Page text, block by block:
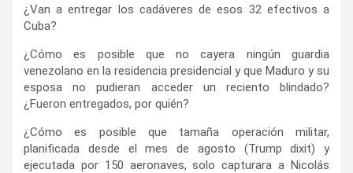
¿Van a entregar los cadáveres de esos 32 efectivos a
Cuba?
¿Cómo es posible que no cayera ningún guardia
venezolano en la residencia presidencial y que Maduro y su
esposa no pudieran acceder un reciento blindado?
¿Fueron entregados, por quién?
¿Cómo es posible que tamaña operación militar,
planificada desde el mes de agosto (Trump dixit) y
ejecutada por 150 aeronaves, solo capturara a Nicolás